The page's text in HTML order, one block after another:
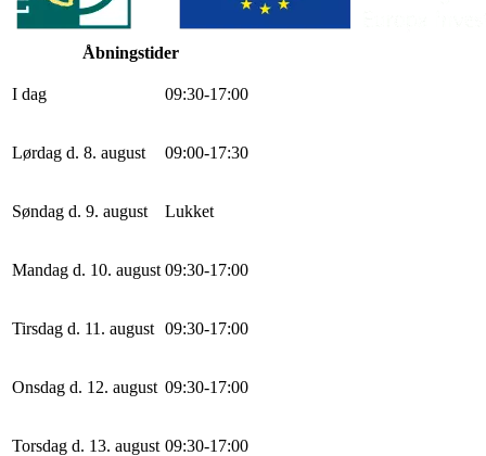
Åbningstider
I dag 09:30-17:00
Lørdag d. 8. august 09:00-17:30
Søndag d. 9. august Lukket
Mandag d. 10. august 09:30-17:00
Tirsdag d. 11. august 09:30-17:00
Onsdag d. 12. august 09:30-17:00
Torsdag d. 13. august 09:30-17:00